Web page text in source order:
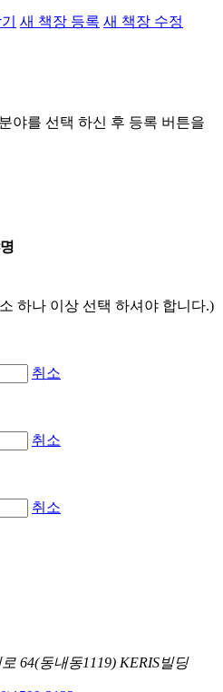
새 책장 등록 새 책장 수정
야를 선택 하신 후 등록 버튼을
하나 이상 선택 하셔야 합니다.)
취소
취소
취소
64(동내동1119) KERIS빌딩